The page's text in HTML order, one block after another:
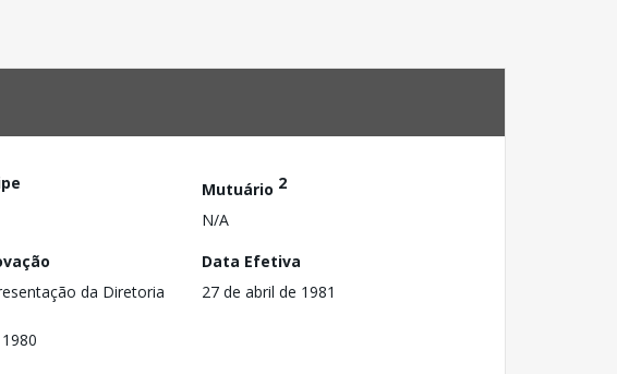
Mutuário 2
N/A
da Diretoria
Data Efetiva
27 de abril de 1981